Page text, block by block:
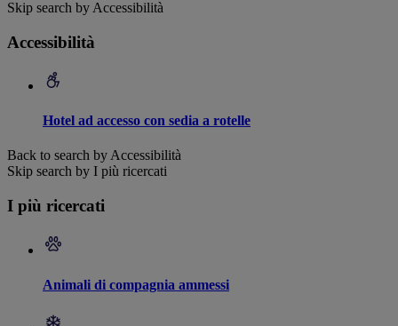
Skip search by Accessibilità
Accessibilità
Hotel ad accesso con sedia a rotelle
Back to search by Accessibilità
Skip search by I più ricercati
I più ricercati
Animali di compagnia ammessi